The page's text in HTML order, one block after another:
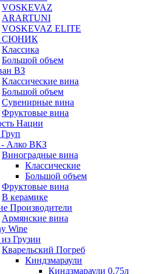
VOSKEVAZ
ARARTUNI
VOSKEVAZ ELITE
СЮНИК
Классика
Большой объем
ВЗ
Классические вина
Большой объем
Сувенирные вина
Фруктовые вина
Нации
Алко ВКЗ
Виноградные вина
Классические
Большой объем
Фруктовые вина
В керамике
Производители
Армянские вина
Wine
Грузии
Кварельский Погреб
Киндзмараули
Киндзмараули 0,75л